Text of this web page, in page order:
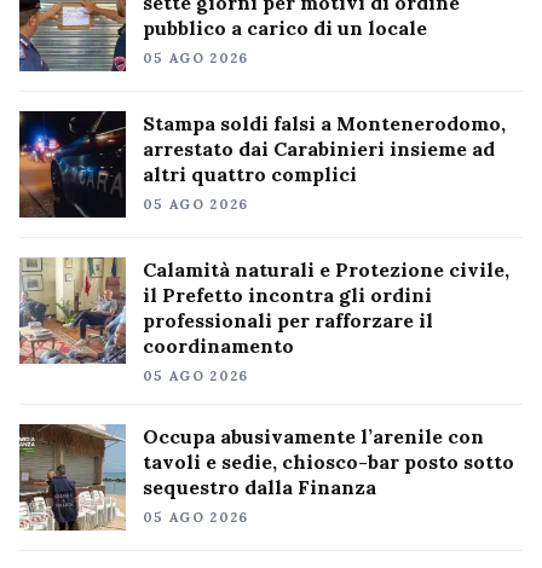
pubblico a carico di un locale
05 AGO 2026
Stampa soldi falsi a Montenerodomo,
arrestato dai Carabinieri insieme ad
altri quattro complici
05 AGO 2026
Calamità naturali e Protezione civile,
il Prefetto incontra gli ordini
professionali per rafforzare il
coordinamento
05 AGO 2026
Occupa abusivamente l’arenile con
tavoli e sedie, chiosco-bar posto sotto
sequestro dalla Finanza
05 AGO 2026